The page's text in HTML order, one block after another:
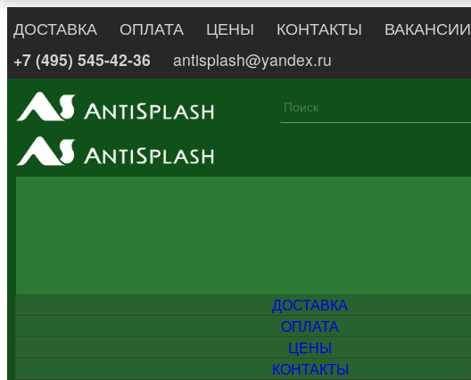
ДОСТАВКА ОПЛАТА ЦЕНЫ КОНТАКТЫ
ВАКАНСИИ
+7 (495) 545-42-36
antisplash@yandex.ru
ДОСТАВКА
ОПЛАТА
ЦЕНЫ
КОНТАКТЫ